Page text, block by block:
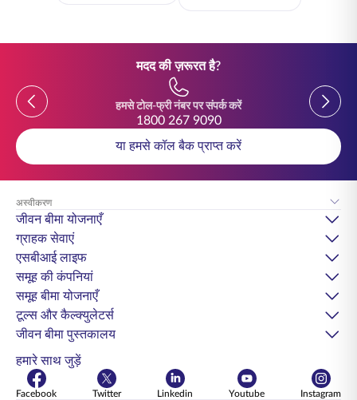
मदद की ज़रूरत है?
Previous
हमसे टोल-फ्री नंबर पर संपर्क करें
1800 267 9090
Previous
या हमसे कॉल बैक प्राप्त करें
अस्वीकरण
जीवन बीमा योजनाएँ
ग्राहक सेवाएं
एसबीआई लाइफ
समूह की कंपनियां
समूह बीमा योजनाएँ
टूल्स और कैल्क्युलेटर्स
जीवन बीमा पुस्तकालय
हमारे साथ जुड़ें
Facebook Twitter Linkedin Youtube Instagram